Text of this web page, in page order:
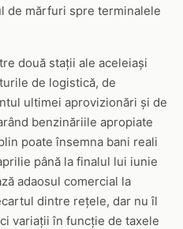
de mărfuri spre terminalele
două stații ale aceleiași
de logistică, de
ultimei aprovizionări și de
benzinăriile apropiate
poate însemna bani reali
până la finalul lui iunie
adaosul comercial la
dintre rețele, dar nu îl
variații în funcție de taxele